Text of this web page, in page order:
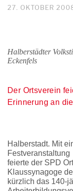
27. OKTOBER
Halberstädter
Eckenfels
Der Ortsverein
Erinnerung an
Halberstadt. Mit
Festveranstaltung
feierte der SPD
Klaussynagoge
kürzlich das 140-